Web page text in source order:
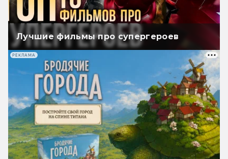
Лучшие фильмы про супергероев
РЕКЛАМА